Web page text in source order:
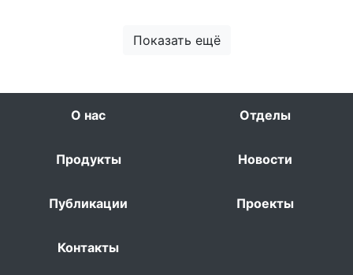
Показать ещё
О нас Отделы
Продукты Новости
Публикации Проекты
Контакты